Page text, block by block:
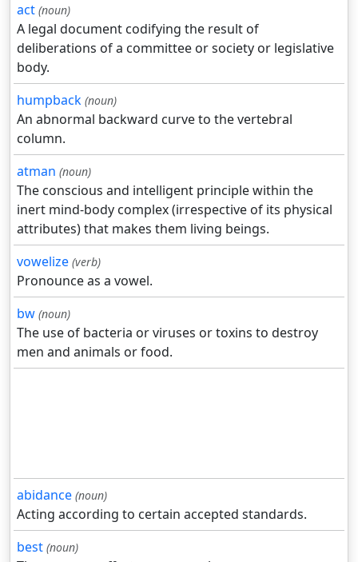
act (noun)
A legal document codifying the result of
deliberations of a committee or society or legislative
body.
humpback (noun)
An abnormal backward curve to the vertebral
column.
atman (noun)
The conscious and intelligent principle within the
inert mind-body complex (irrespective of its physical
attributes) that makes them living beings.
vowelize (verb)
Pronounce as a vowel.
bw (noun)
The use of bacteria or viruses or toxins to destroy
men and animals or food.
abidance (noun)
Acting according to certain accepted standards.
best (noun)